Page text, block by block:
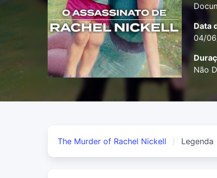
Data
04/
Não
The Murder of Rachel Nickell Legenda